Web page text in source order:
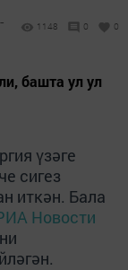
1148 0 0
башта ул ул
үзәге
сигез
иткән. Бала
Новости